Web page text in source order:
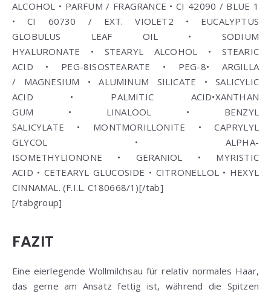
ALCOHOL • PARFUM / FRAGRANCE •CI 42090 / BLUE 1
•CI 60730 / EXT. VIOLET2 • EUCALYPTUS
GLOBULUS LEAF OIL • SODIUM
HYALURONATE • STEARYL ALCOHOL • STEARIC
ACID • PEG-8ISOSTEARATE • PEG-8• ARGILLA
/ MAGNESIUM • ALUMINUM SILICATE •SALICYLIC
ACID • PALMITIC ACID•XANTHAN
GUM • LINALOOL • BENZYL
SALICYLATE • MONTMORILLONITE •CAPRYLYL
GLYCOL
• ALPHA-
ISOMETHYLIONONE • GERANIOL • MYRISTIC
ACID • CETEARYL GLUCOSIDE • CITRONELLOL • HEXYL
CINNAMAL . (F.I.L. C180668/1)[/tab]
[/tabgroup]
FAZIT
Eine eierlegende Wollmilchsau für relativ normales Haar,
das gerne am Ansatz fettig ist, während die Spitzen